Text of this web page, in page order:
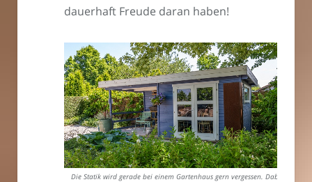
dauerhaft Freude daran haben!
Die Statik wird gerade bei einem Gartenhaus gern vergessen. Dabei